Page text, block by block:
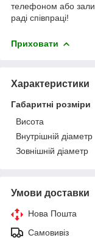
телефоном або
раді співпраці!
Приховати
Характеристики
Габаритні розміри
Висота
Внутрішній діаметр
Зовнішній діаметр
Умови доставки
Нова Пошта
Самовивіз